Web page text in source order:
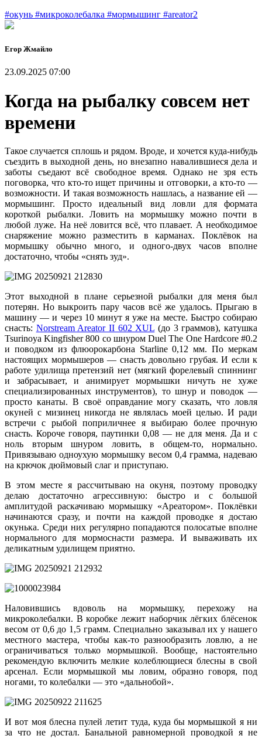
#окунь #микроколебалка #мормышинг #areator2
Егор Жмайло
23.09.2025 07:00
Когда на рыбалку совсем нет
времени
Такое случается сплошь и рядом. Вроде, и хочется куда-нибудь
съездить в выходной день, но внезапно навалившиеся дела и
заботы съедают всё свободное время. Однако не зря есть
поговорка, что кто-то ищет причины и отговорки, а кто-то —
возможности. И такая возможность нашлась, а название ей —
мормышинг. Просто идеальный вид ловли для формата
короткой рыбалки. Ловить на мормышку можно почти в
любой луже. На неё ловится всё, что плавает. А необходимое
снаряжение можно разместить в карманах. Поклёвок на
мормышку обычно много, и одного-двух часов вполне
достаточно, чтобы «снять зуд».
Этот выходной в плане серьезной рыбалки для меня был
потерян. Но выкроить пару часов всё же удалось. Прыгаю в
машину — и через 10 минут я уже на месте. Быстро собираю
снасть: Norstream Areator II 602 XUL (до 3 граммов), катушка
Tsurinoya Kingfisher 800 со шнуром Duel The One Hardcore #0.2
и поводком из флюорокарбона Starline 0,12 мм. По меркам
настоящих мормышеров — снасть довольно грубая. И если к
работе удилища претензий нет (мягкий форелевый спиннинг
и забрасывает, и анимирует мормышки ничуть не хуже
специализированных инструментов), то шнур и поводок —
просто канаты. В своё оправдание могу сказать, что ловля
окуней с мизинец никогда не являлась моей целью. И ради
встречи с рыбой поприличнее я выбираю более прочную
снасть. Короче говоря, паутинки 0,08 — не для меня. Да и с
ноль вторым шнуром ловить, в общем-то, нормально.
Привязываю одноухую мормышку весом 0,4 грамма, надеваю
на крючок дюймовый слаг и приступаю.
В этом месте я рассчитываю на окуня, поэтому проводку
делаю достаточно агрессивную: быстро и с большой
амплитудой раскачиваю мормышку «Ареатором». Поклёвки
начинаются сразу, и почти на каждой проводке я достаю
окунька. Среди них регулярно попадаются полосатые вполне
нормального для мормоснасти размера. И вываживать их
деликатным удилищем приятно.
Наловившись вдоволь на мормышку, перехожу на
микроколебалки. В коробке лежит наборчик лёгких блёсенок
весом от 0,6 до 1,5 грамм. Специально заказывал их у нашего
местного мастера, чтобы как-то разнообразить ловлю, а не
ограничиваться только мормышкой. Вообще, настоятельно
рекомендую включить мелкие колеблющиеся блесны в свой
арсенал. Если мормышкой мы ловим, образно говоря, под
ногами, то колебалки — это «дальнобой».
И вот моя блесна пулей летит туда, куда бы мормышкой я ни
за что не достал. Банальной равномерной проводкой я не